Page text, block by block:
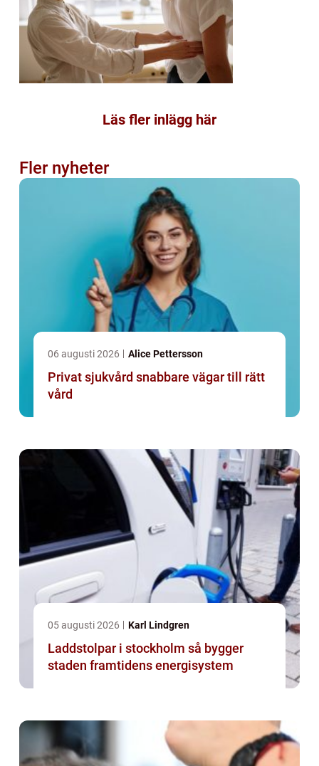
Läs fler inlägg här
Fler nyheter
06 augusti 2026 Alice Pettersson
Privat sjukvård snabbare vägar till rätt
vård
05 augusti 2026 Karl Lindgren
Laddstolpar i stockholm så bygger
staden framtidens energisystem